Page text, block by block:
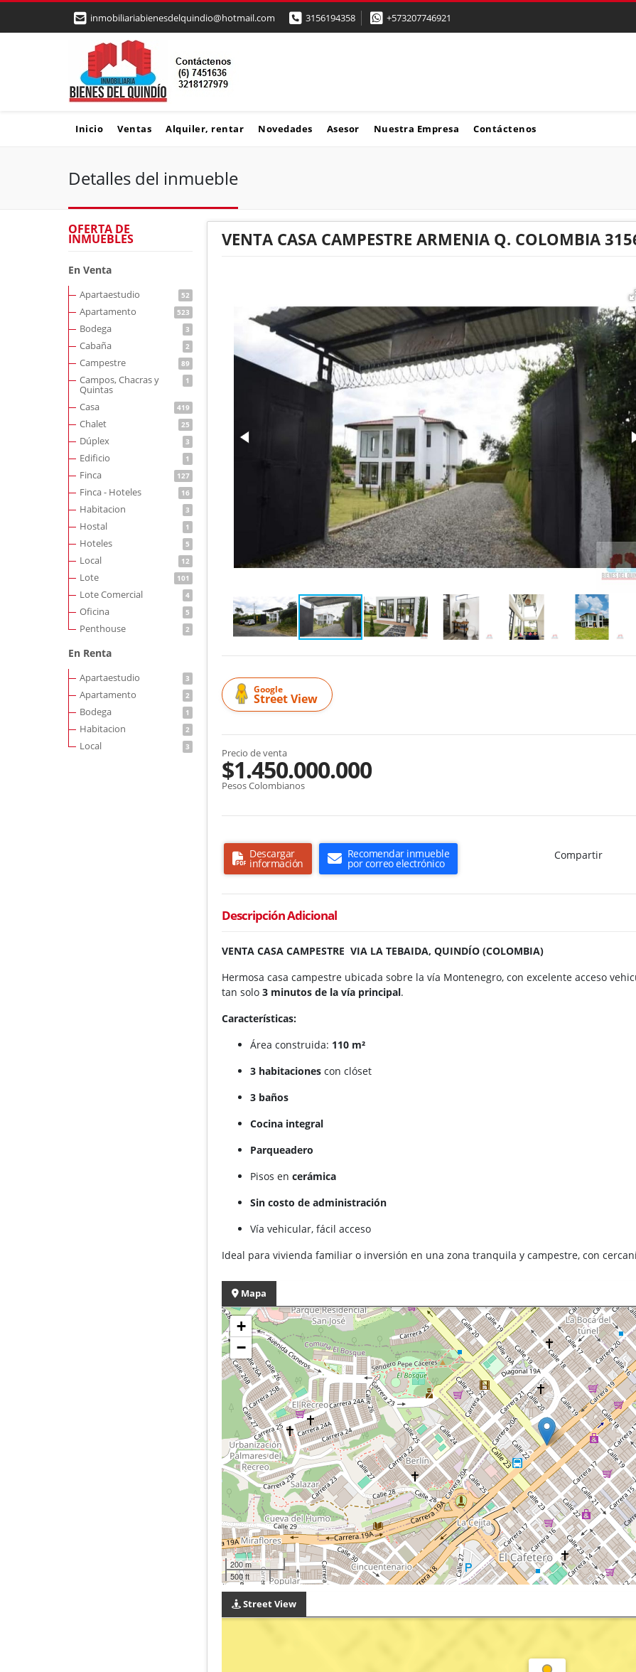
inmobiliariabienesdelquindio@hotmail.com 3156194358 +573207746921
Inicio Ventas Alquiler, rentar Novedades Asesor Nuestra Empresa Contáctenos
Detalles del inmueble
OFERTA DE
INMUEBLES
En Venta
Apartaestudio 52
Apartamento 523
Bodega 3
Cabaña 2
Campestre 89
Campos, Chacras y
Quintas
1
Casa 419
Chalet 25
Dúplex 3
Edificio 1
Finca 127
Finca - Hoteles 16
Habitacion 3
Hostal 1
Hoteles 5
Local 12
Lote 101
Lote Comercial 4
Oficina 5
Penthouse 2
En Renta
Apartaestudio 3
Apartamento 2
Bodega 1
Habitacion 2
Local 3
VENTA CASA CAMPESTRE ARMENIA Q. COLOMBIA
Google
Street View
Precio de venta
$1.450.000.000
Pesos Colombianos
Descargar
información
Recomendar inmueble
por correo electrónico
Compartir
Descripción Adicional
VENTA CASA CAMPESTRE VIA LA TEBAIDA, QUINDÍO (COLOMBIA)
Hermosa casa campestre ubicada sobre la vía Montenegro, con excelente acceso
tan solo3 minutos de la vía principal.
Características:
Área construida: 110 m²
3 habitaciones con clóset
3 baños
Cocina integral
Parqueadero
Pisos encerámica
Sin costo de administración
Vía vehicular, fácil acceso
Ideal para vivienda familiar o inversión en una zona tranquila y campestre, con
Mapa
+
−
200 m
500 ft
Street View